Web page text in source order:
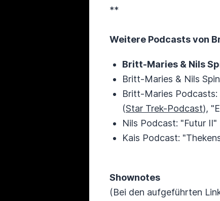
**
Weitere Podcasts von
Britt-Maries & Nils
Britt-Maries & Nils
Britt-Maries
(Star Trek-Podcast),
Nils Podcast: "Futur II"
Kais Podcast:
Shownotes
(Bei den aufgeführten